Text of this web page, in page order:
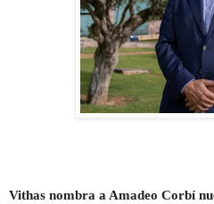
Vithas nombra a Amadeo Corbí